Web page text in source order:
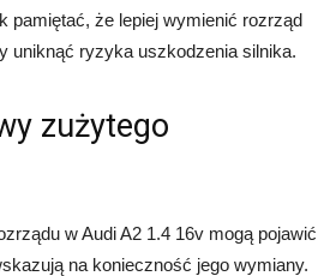
pamiętać, że lepiej wymienić rozrząd
uniknąć ryzyka uszkodzenia silnika.
zużytego
w Audi A2 1.4 16v mogą pojawić
na konieczność jego wymiany.